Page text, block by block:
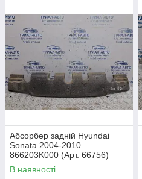
Абсорбер задній Hyundai
Sonata 2004-2010
866203K000 (Арт. 66756)
В наявності